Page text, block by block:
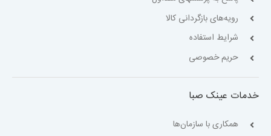
رویه‌های بازگردانی کالا
شرایط استفاده
حریم خصوصی
خدمات عینک صبا
همکاری با سازمان‌ها